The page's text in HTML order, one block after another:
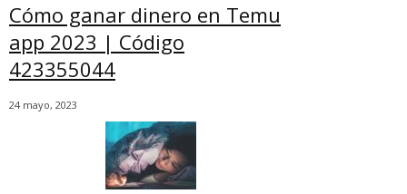
Cómo ganar dinero en Temu
app 2023 | Código
423355044
24 mayo, 2023